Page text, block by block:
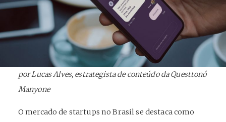
por Lucas Alves, estrategista de conteúdo da Questtonó
Manyone
O mercado de startups no Brasil se destaca como